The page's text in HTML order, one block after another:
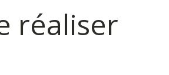
réaliser